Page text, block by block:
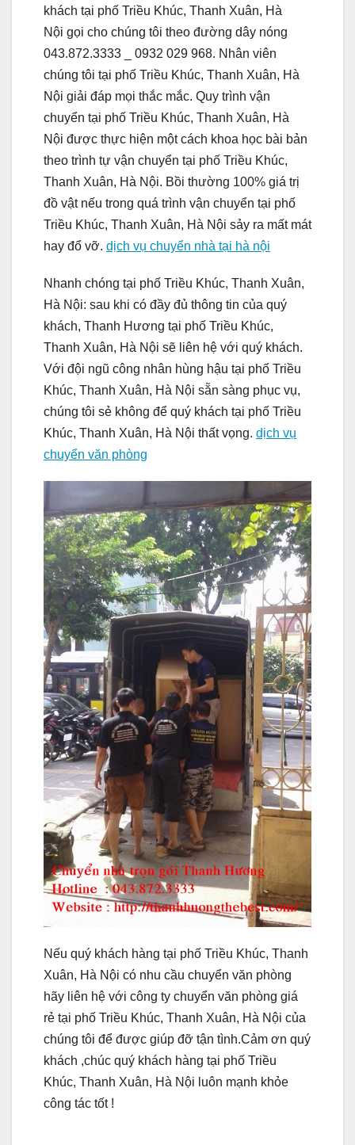
khách tại phố Triều Khúc, Thanh Xuân, Hà
Nội gọi cho chúng tôi theo đường dây nóng
043.872.3333 _ 0932 029 968. Nhân viên
chúng tôi tại phố Triều Khúc, Thanh Xuân, Hà
Nội giải đáp mọi thắc mắc. Quy trình vận
chuyển tại phố Triều Khúc, Thanh Xuân, Hà
Nội được thực hiện một cách khoa học bài bản
theo trình tự vận chuyển tại phố Triều Khúc,
Thanh Xuân, Hà Nội. Bồi thường 100% giá trị
đồ vật nếu trong quá trình vận chuyển tại phố
Triều Khúc, Thanh Xuân, Hà Nội sảy ra mất mát
hay đổ vỡ. dịch vụ chuyển nhà tại hà nội
Nhanh chóng tại phố Triều Khúc, Thanh Xuân,
Hà Nội: sau khi có đầy đủ thông tin của quý
khách, Thanh Hương tại phố Triều Khúc,
Thanh Xuân, Hà Nội sẽ liên hệ với quý khách.
Với đội ngũ công nhân hùng hậu tại phố Triều
Khúc, Thanh Xuân, Hà Nội sẵn sàng phục vụ,
chúng tôi sẻ không để quý khách tại phố Triều
Khúc, Thanh Xuân, Hà Nội thất vọng. dịch vụ
chuyển văn phòng
Nếu quý khách hàng tại phố Triều Khúc, Thanh
Xuân, Hà Nội có nhu cầu chuyển văn phòng
hãy liên hệ với công ty chuyển văn phòng giá
rẻ tại phố Triều Khúc, Thanh Xuân, Hà Nội của
chúng tôi để được giúp đỡ tận tình.Cảm ơn quý
khách ,chúc quý khách hàng tại phố Triều
Khúc, Thanh Xuân, Hà Nội luôn mạnh khỏe
công tác tốt !